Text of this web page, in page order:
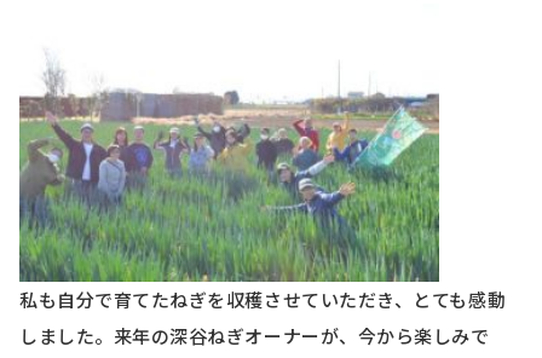
私も自分で育てたねぎを収穫させていただき、とても感動
しました。来年の深谷ねぎオーナーが、今から楽しみで